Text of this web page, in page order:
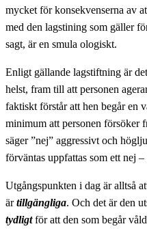
mycket för konsekvenserna av
med den lagstining som gäller
sagt, är en smula ologiskt.
Enligt gällande lagstiftning är
helst, fram till att personen
faktiskt förstår att hen begår en
minimum att personen försöker
säger ”nej” aggressivt och
förväntas uppfattas som ett nej
Utgångspunkten i dag är alltså
ärtillgängliga. Och det är den
tydligtför att den som begår